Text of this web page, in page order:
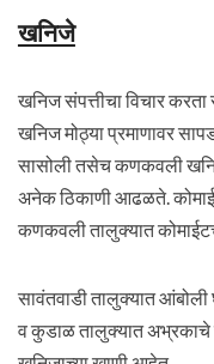
खनिजे
खनिज संपत्तीचा विचार करता
खनिज मोठ्या प्रमाणावर
सासोली तसेच कणकवली
अनेक ठिकाणी आढळते.
कणकवली तालुक्यात
सावंतवाडी तालुक्यात
व कुडाळ तालुक्यात अभ्रकाचे